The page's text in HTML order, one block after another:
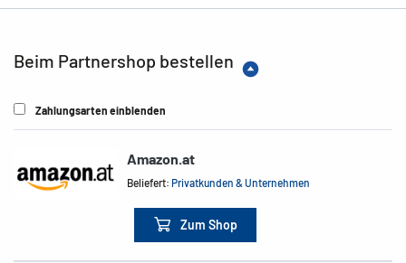
Beim Partnershop bestellen
Zahlungsarten einblenden
Amazon.at
Beliefert:Privatkunden & Unternehmen
Zum Shop